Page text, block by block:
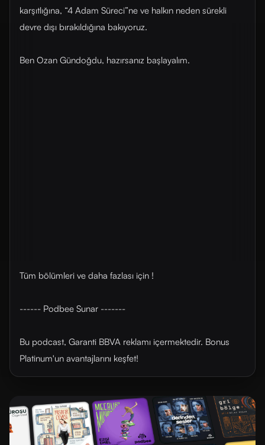
karşıtlığına, “4 Adam Süreci”ne ve halkın neden sürekli
devre dışı bırakıldığına bakıyoruz.
Ben Ozan Gündoğdu, hazırsanız başlayalım.
Tüm bölümleri ve daha fazlası için !
------ Podbee Sunar -------
Bu podcast, Garanti BBVA reklamı içermektedir. Bonus
Platinum'un avantajlarını ⁠⁠keşfet⁠⁠!